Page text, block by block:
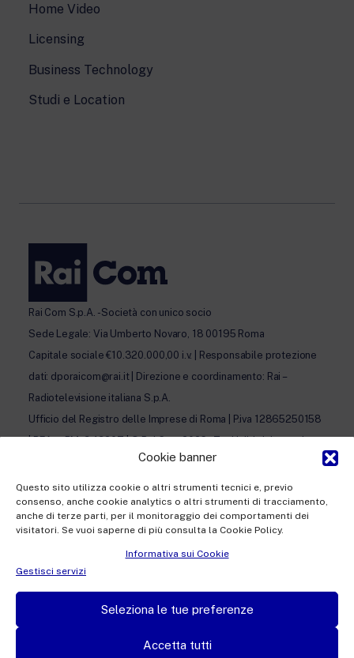
Cookie banner
Questo sito utilizza cookie o altri strumenti tecnici e, previo
consenso, anche cookie analytics o altri strumenti di tracciamento,
anche di terze parti, per il monitoraggio dei comportamenti dei
visitatori. Se vuoi saperne di più consulta la Cookie Policy.
Informativa sui Cookie
Gestisci servizi
Seleziona le tue preferenze
Accetta tutti
Home Video
Licensing
Business Technology
Studi e Location
Rai Com S.p.A. - Società con unico socio
Sede Legale: Via Umberto Novaro, 18 00195 Roma
Capitale sociale €10.320.000,00 i.v. | Responsabile protezione
dati: dporaicom@rai.it | Direzione e coordinamento: Rai –
Radiotelevisione italiana S.p.A.
Ufficio del Registro delle Imprese di Roma | P.iva 12865250158
| REA n. RM- 949207 | © Rai Com 2026 - Tutti i diritti riservati
Facebook Twitter Instagram Linkedin
Privacy Policy